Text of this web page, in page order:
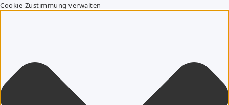
Cookie-Zustimmung verwalten